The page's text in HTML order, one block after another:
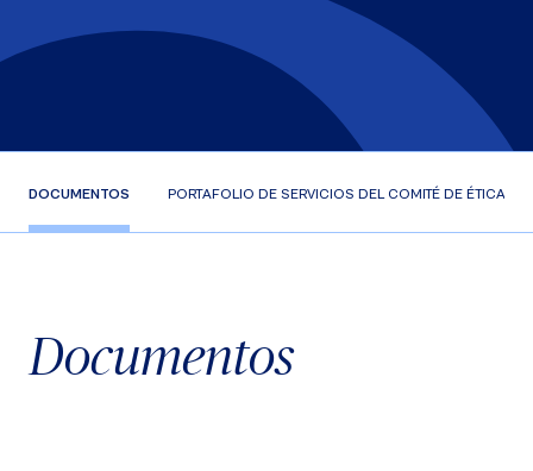
DOCUMENTOS PORTAFOLIO DE SERVICIOS DEL COMITÉ DE ÉTICA
Documentos